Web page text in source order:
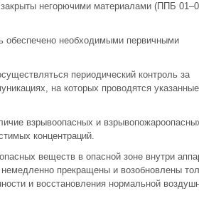
негорючими материалами (ППБ
обеспечено необходимыми первичными
периодический контроль за
на которых проводятся указанные
взрывоопасных и
концентраций.
веществ в опасной зоне внутри
прекращены и возобновлены
и восстановления нормальной